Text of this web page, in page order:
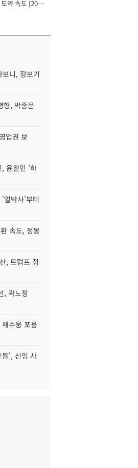
약 속도 [2026
니, 장보기
형, 박종문
업권 보
, 윤철민 '하
얼박사'부터
속도, 정몽
, 트럼프 정
, 곽노정
수웅 포용
들', 신임 사